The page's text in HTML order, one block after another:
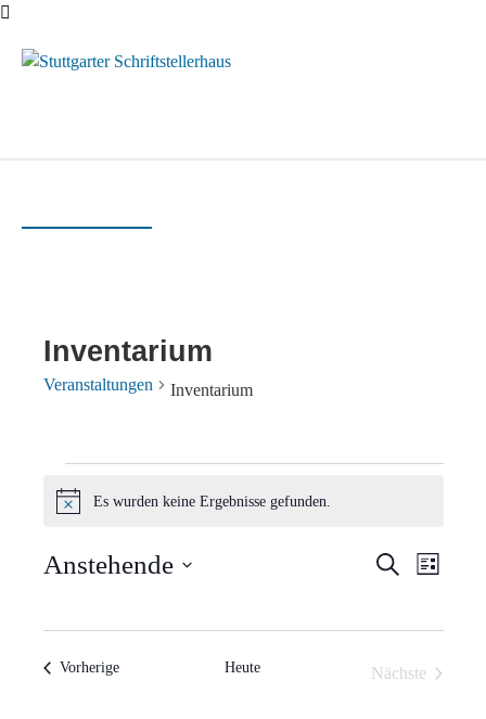
Inventarium
Veranstaltungen Inventarium
Veranstaltungen
Hinweis
Es wurden keine Ergebnisse gefunden.
SucheListe
Anstehende
wählen.
VorherigeVeranstaltungen Heute
Nächste